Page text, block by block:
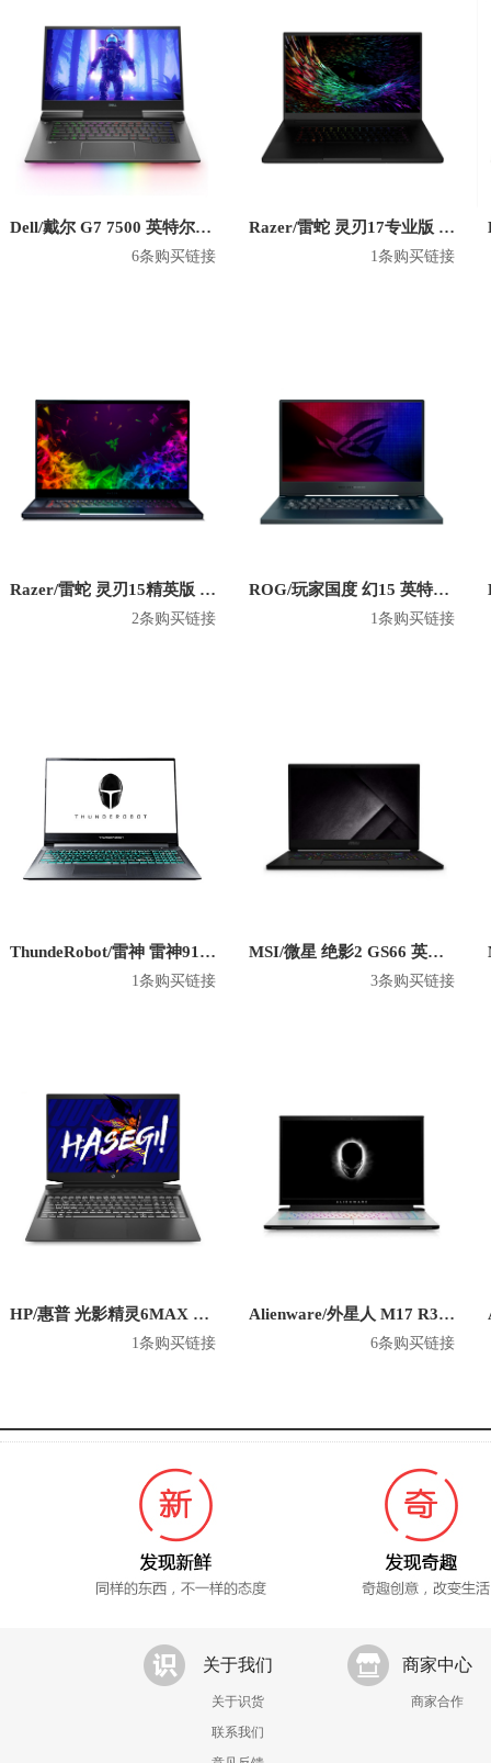
Dell/戴尔 G7 7500 英特尔版 2020款 15.6英寸游戏本
6条购买链接
Razer/雷蛇 灵刃17专业版 英特尔款 2020款 17.3英寸游戏本
1条购买链接
Razer/雷蛇 灵刃15精英版 英特尔款 2020款 15.6英寸游戏本​
2条购买链接
ROG/玩家国度 幻15 英特尔版 2020款 15.6英寸游戏本
1条购买链接
ThundeRobot/雷神 雷神911MT黑武士3 英特尔版 2020款 15.6英寸游戏本
1条购买链接
MSI/微星 绝影2 GS66 英特尔版 2020款 15.6英寸游戏本
3条购买链接
HP/惠普 光影精灵6MAX 英特尔版 2020款 16.1英寸游戏本
1条购买链接
Alienware/外星人 M17 R3 英特尔版 2020款 17.3英寸游戏本
6条购买链接
关于我们
关于识货
联系我们
商家中心
商家合作